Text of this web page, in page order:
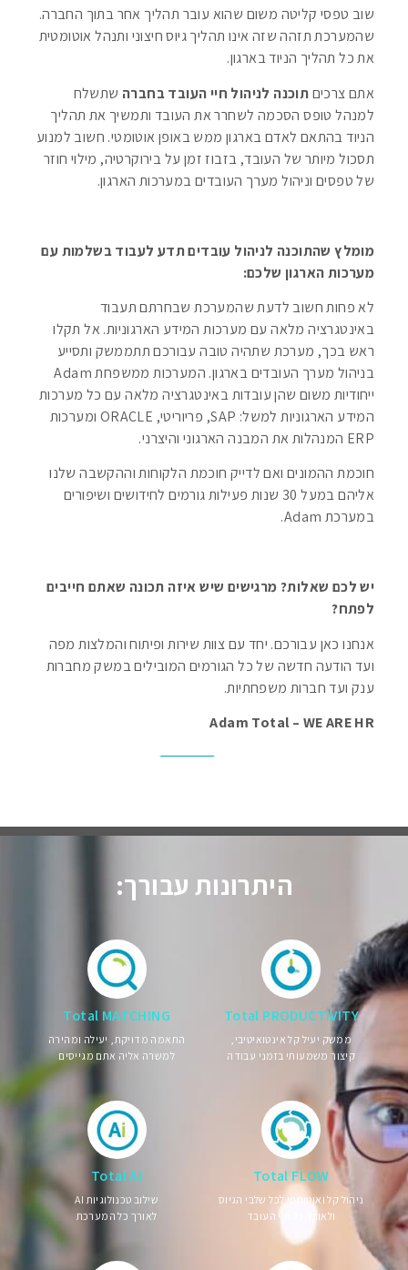
שוב טפסי קליטה משום שהוא עובר תהליך אחר בתוך החברה.
שהמערכת תזהה שזה אינו תהליך גיוס חיצוני ותנהל אוטומטית
את כל תהליך הניוד בארגון.
אתם צרכיםתוכנה לניהול חיי העובד בחברה שתשלח
למנהל טופס הסכמה לשחרר את העובד ותמשיך את תהליך
הניוד בהתאם לאדם בארגון ממש באופן אוטומטי. חשוב למנוע
תסכול מיותר של העובד, בזבוז זמן על בירוקרטיה, מילוי חוזר
של טפסים וניהול מערך העובדים במערכות הארגון.
מומלץ שהתוכנה לניהול עובדים תדע לעבוד בשלמות עם
מערכות הארגון שלכם:
לא פחות חשוב לדעת שהמערכת שבחרתם תעבוד
באינטגרציה מלאה עם מערכות המידע הארגוניות. אל תקלו
ראש בכך, מערכת שתהיה טובה עבורכם תתממשק ותסייע
בניהול מערך העובדים בארגון. המערכות ממשפחת Adam
ייחודיות משום שהן עובדות באינטגרציה מלאה עם כל מערכות
המידע הארגוניות למשל: SAP, פריוריטי, ORACLE ומערכות
ERP המנהלות את המבנה הארגוני והיצרני.
חוכמת ההמונים ואם לדייק חוכמת הלקוחות וההקשבה שלנו
אליהם במעל 30 שנות פעילות גורמים לחידושים ושיפורים
במערכת Adam.
יש לכם שאלות? מרגישים שיש איזה תכונה שאתם חייבים
לפתח?
אנחנו כאן עבורכם. יחד עם צוות שירות ופיתוח והמלצות מפה
ועד הודעה חדשה של כל הגורמים המובילים במשק מחברות
ענק ועד חברות משפחתיות.
Adam Total – WE ARE HR
היתרונות עבורך:
Total PRODUCTIVITY
ממשק יעיל קל אינטואיטיבי,
קיצור משמעותי בזמני עבודה
Total MATCHING
התאמה מדויקת, יעילה ומהירה
למשרה אליה אתם מגייסים
Total FLOW
ניהול קל ואוטומטי לכל שלבי הגיוס
ולאורך כל חיי העובד
Total AI
שילוב טכנולוגיות AI
לאורך כל המערכת